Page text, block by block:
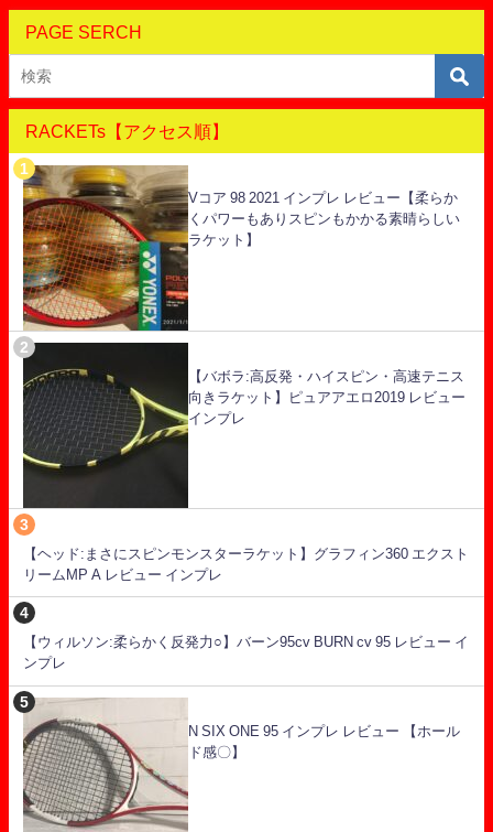
PAGE SERCH
RACKETs【アクセス順】
Vコア 98 2021 インプレ レビュー【柔らか
くパワーもありスピンもかかる素晴らしい
ラケット】
【バボラ:高反発・ハイスピン・高速テニス
向きラケット】ピュアアエロ2019 レビュー
インプレ
【ヘッド:まさにスピンモンスターラケット】グラフィン360 エクスト
リームMP A レビュー インプレ
【ウィルソン:柔らかく反発力○】バーン95cv BURN cv 95 レビュー イ
ンプレ
N SIX ONE 95 インプレ レビュー 【ホール
ド感〇】